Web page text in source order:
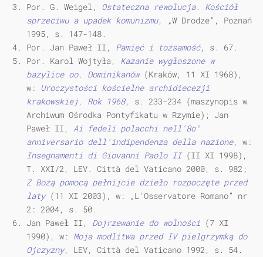
Por. G. Weigel, Ostateczna rewolucja. Kościół
sprzeciwu a upadek komunizmu, „W Drodze”, Poznań
1995, s. 147-148.
Por. Jan Paweł II, Pamięć i tożsamość, s. 67.
Por. Karol Wojtyła, Kazanie wygłoszone w
bazylice oo. Dominikanów(Kraków, 11 XI 1968),
w: Uroczystości kościelne archidiecezji
krakowskiej. Rok 1968, s. 233-234 (maszynopis w
Archiwum Ośrodka Pontyfikatu w Rzymie); Jan
Paweł II, Ai fedeli polacchi nell'8o°
anniversario dell'indipendenza della nazione, w:
Insegnamenti di Giovanni Paolo II(II XI 1998),
T. XXI/2, LEV. Città del Vaticano 2000, s. 982;
Z Bożą pomocą pełnijcie dzieło rozpoczęte przed
laty(11 XI 2003), w: „L'Osservatore Romano” nr
2: 2004, s. 50.
Jan Paweł II, Dojrzewanie do wolności (7 XI
1990), w: Moja modlitwa przed IV pielgrzymką do
Ojczyzny, LEV, Città del Vaticano 1992, s. 54.